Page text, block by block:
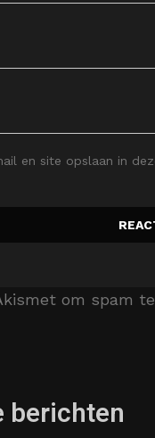
en site opslaan in
om spam
berichten